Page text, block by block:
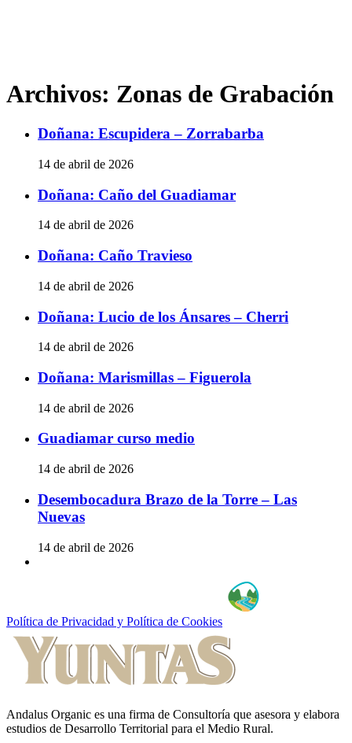
Archivos: Zonas de Grabación
Doñana: Escupidera – Zorrabarba
14 de abril de 2026
Doñana: Caño del Guadiamar
14 de abril de 2026
Doñana: Caño Travieso
14 de abril de 2026
Doñana: Lucio de los Ánsares – Cherri
14 de abril de 2026
Doñana: Marismillas – Figuerola
14 de abril de 2026
Guadiamar curso medio
14 de abril de 2026
Desembocadura Brazo de la Torre – Las
Nuevas
14 de abril de 2026
Política de Privacidad y Política de Cookies
Andalus Organic es una firma de Consultoría que asesora y elabora
estudios de Desarrollo Territorial para el Medio Rural.